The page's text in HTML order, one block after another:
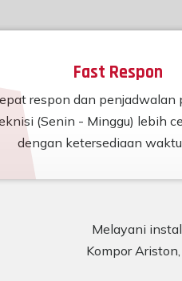
Fast Respon
respon dan penjadwalan
(Senin - Minggu) lebih
dengan ketersediaan
Melayani
Kompor